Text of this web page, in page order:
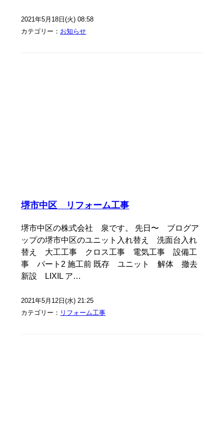
2021年5月18日(火) 08:58
カテゴリー： お知らせ
堺市中区 リフォーム工事
堺市中区の株式会社 泉です。 先日〜 ブログア
ップの堺市中区のユニット入れ替え 洗面台入れ
替え 大工工事 クロス工事 電気工事 設備工
事 パート2 施工前 既存 ユニット 解体 撤去
新設 LIXIL ア…
2021年5月12日(水) 21:25
カテゴリー： リフォーム工事